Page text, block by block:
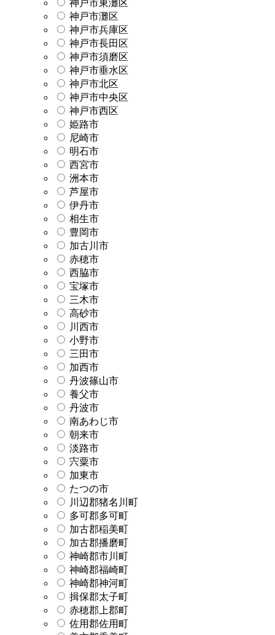
神戸市東灘区
神戸市灘区
神戸市兵庫区
神戸市長田区
神戸市須磨区
神戸市垂水区
神戸市北区
神戸市中央区
神戸市西区
姫路市
尼崎市
明石市
西宮市
洲本市
芦屋市
伊丹市
相生市
豊岡市
加古川市
赤穂市
西脇市
宝塚市
三木市
高砂市
川西市
小野市
三田市
加西市
丹波篠山市
養父市
丹波市
南あわじ市
朝来市
淡路市
宍粟市
加東市
たつの市
川辺郡猪名川町
多可郡多可町
加古郡稲美町
加古郡播磨町
神崎郡市川町
神崎郡福崎町
神崎郡神河町
揖保郡太子町
赤穂郡上郡町
佐用郡佐用町